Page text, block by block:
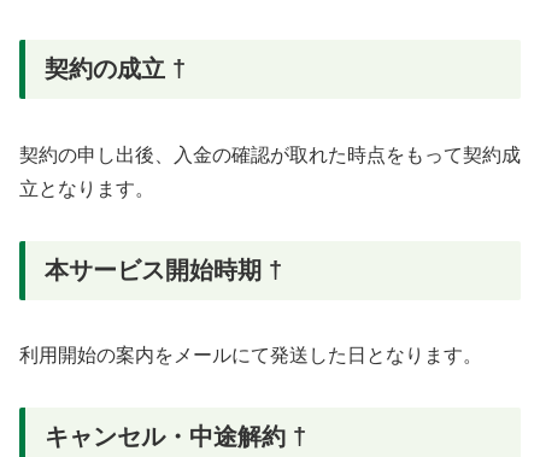
契約の成立 †
契約の申し出後、入金の確認が取れた時点をもって契約成
立となります。
本サービス開始時期 †
利用開始の案内をメールにて発送した日となります。
キャンセル・中途解約 †